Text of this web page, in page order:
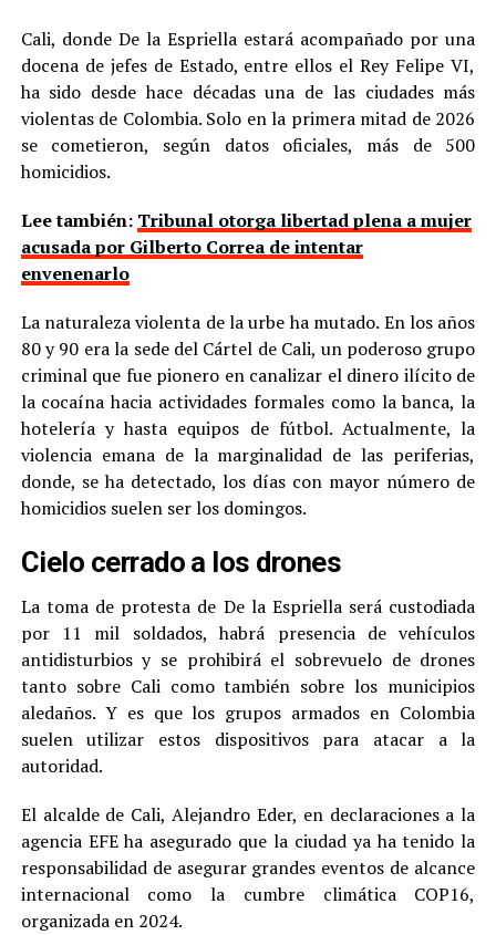
Cali, donde De la Espriella estará acompañado por una
docena de jefes de Estado, entre ellos el Rey Felipe VI,
ha sido desde hace décadas una de las ciudades más
violentas de Colombia. Solo en la primera mitad de 2026
se cometieron, según datos oficiales, más de 500
homicidios.
Lee también: Tribunal otorga libertad plena a mujer
acusada por Gilberto Correa de intentar
envenenarlo
La naturaleza violenta de la urbe ha mutado. En los años
80 y 90 era la sede del Cártel de Cali, un poderoso grupo
criminal que fue pionero en canalizar el dinero ilícito de
la cocaína hacia actividades formales como la banca, la
hotelería y hasta equipos de fútbol. Actualmente, la
violencia emana de la marginalidad de las periferias,
donde, se ha detectado, los días con mayor número de
homicidios suelen ser los domingos.
Cielo cerrado a los drones
La toma de protesta de De la Espriella será custodiada
por 11 mil soldados, habrá presencia de vehículos
antidisturbios y se prohibirá el sobrevuelo de drones
tanto sobre Cali como también sobre los municipios
aledaños. Y es que los grupos armados en Colombia
suelen utilizar estos dispositivos para atacar a la
autoridad.
El alcalde de Cali, Alejandro Eder, en declaraciones a la
agencia EFE ha asegurado que la ciudad ya ha tenido la
responsabilidad de asegurar grandes eventos de alcance
internacional como la cumbre climática COP16,
organizada en 2024.